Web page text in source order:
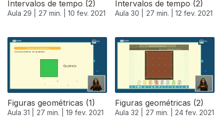
Intervalos de tempo (2)
Aula 29 | 27 min. | 10 fev. 2021
Intervalos de tempo (2)
Aula 30 | 27 min. | 12 fev. 2021
Figuras geométricas (1)
Aula 31 | 27 min. | 19 fev. 2021
Figuras geométricas (2)
Aula 32 | 27 min. | 24 fev. 2021